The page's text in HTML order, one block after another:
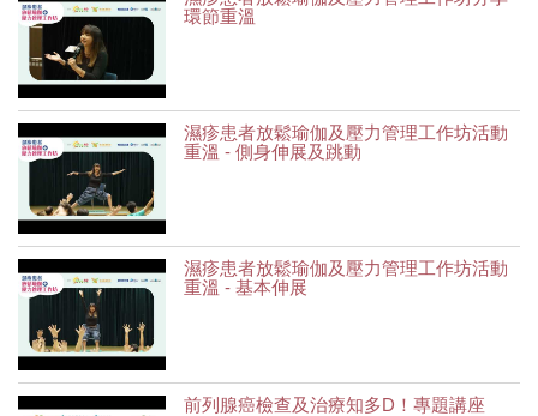
環節重溫
濕疹患者放鬆瑜伽及壓力管理工作坊活動
重溫 - 側身伸展及跳動
濕疹患者放鬆瑜伽及壓力管理工作坊活動
重溫 - 基本伸展
前列腺癌檢查及治療知多D！專題講座